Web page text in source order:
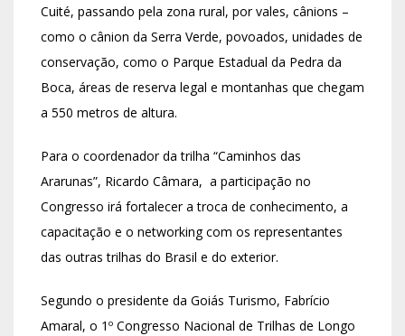
Cuité, passando pela zona rural, por vales, cânions –
como o cânion da Serra Verde, povoados, unidades de
conservação, como o Parque Estadual da Pedra da
Boca, áreas de reserva legal e montanhas que chegam
a 550 metros de altura.
Para o coordenador da trilha “Caminhos das
Ararunas”, Ricardo Câmara, a participação no
Congresso irá fortalecer a troca de conhecimento, a
capacitação e o networking com os representantes
das outras trilhas do Brasil e do exterior.
Segundo o presidente da Goiás Turismo, Fabrício
Amaral, o 1º Congresso Nacional de Trilhas de Longo